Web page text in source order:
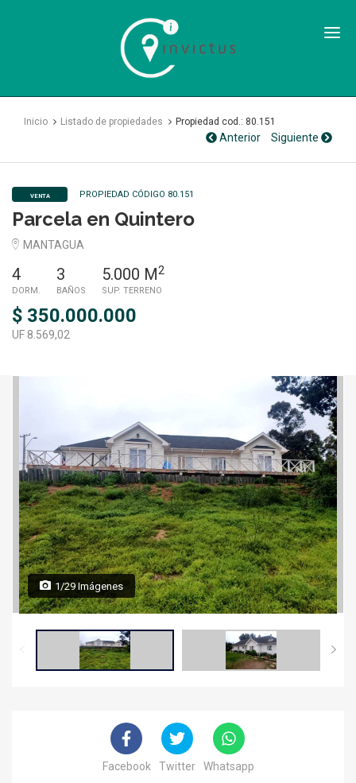
Inmobiliaria
Inicio Listado de propiedades Propiedad cod.: 80.151
Anterior Siguiente
VENTA PROPIEDAD CÓDIGO 80.151
Parcela en Quintero
MANTAGUA
4
DORM.
3
BAÑOS
5.000 M2
SUP. TERRENO
$ 350.000.000
UF 8.569,02
1/29 Imágenes
Facebook Twitter Whatsapp